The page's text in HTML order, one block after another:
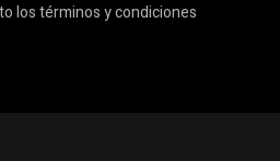
los términos y condiciones